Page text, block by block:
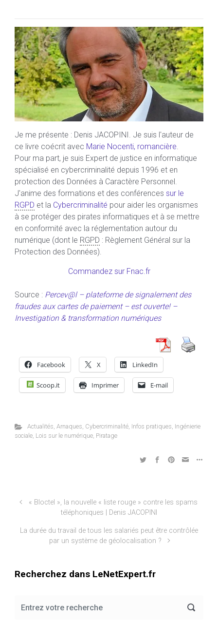
Je me présente : Denis JACOPINI. Je suis l'auteur de
ce livre coécrit avec Marie Nocenti, romancière.
Pour ma part, je suis Expert de justice en informatique
spécialisé en cybercriminalité depuis 1996 et en
protection des Données à Caractère Personnel.
J'anime des formations et des conférences sur le
RGPD et la Cybercriminalité pour aider les organismes
à se protéger des pirates informatiques et à se mettre
en conformité avec la réglementation autour du
numérique (dont le RGPD : Règlement Général sur la
Protection des Données).
Commandez sur Fnac.fr
Source : Percev@l – plateforme de signalement des
fraudes aux cartes de paiement – est ouverte! –
Investigation & transformation numériques
Facebook X LinkedIn
Scoop.it Imprimer E-mail
Actualités, Arnaques, Cybercriminalité, Infos pratiques, Ingénierie
sociale, Lois sur le numérique, Piratage
« Bloctel », la nouvelle « liste rouge » contre les spams
téléphoniques | Denis JACOPINI
La durée du travail de tous les salariés peut être contrôlée
par un système de géolocalisation ?
Recherchez dans LeNetExpert.fr